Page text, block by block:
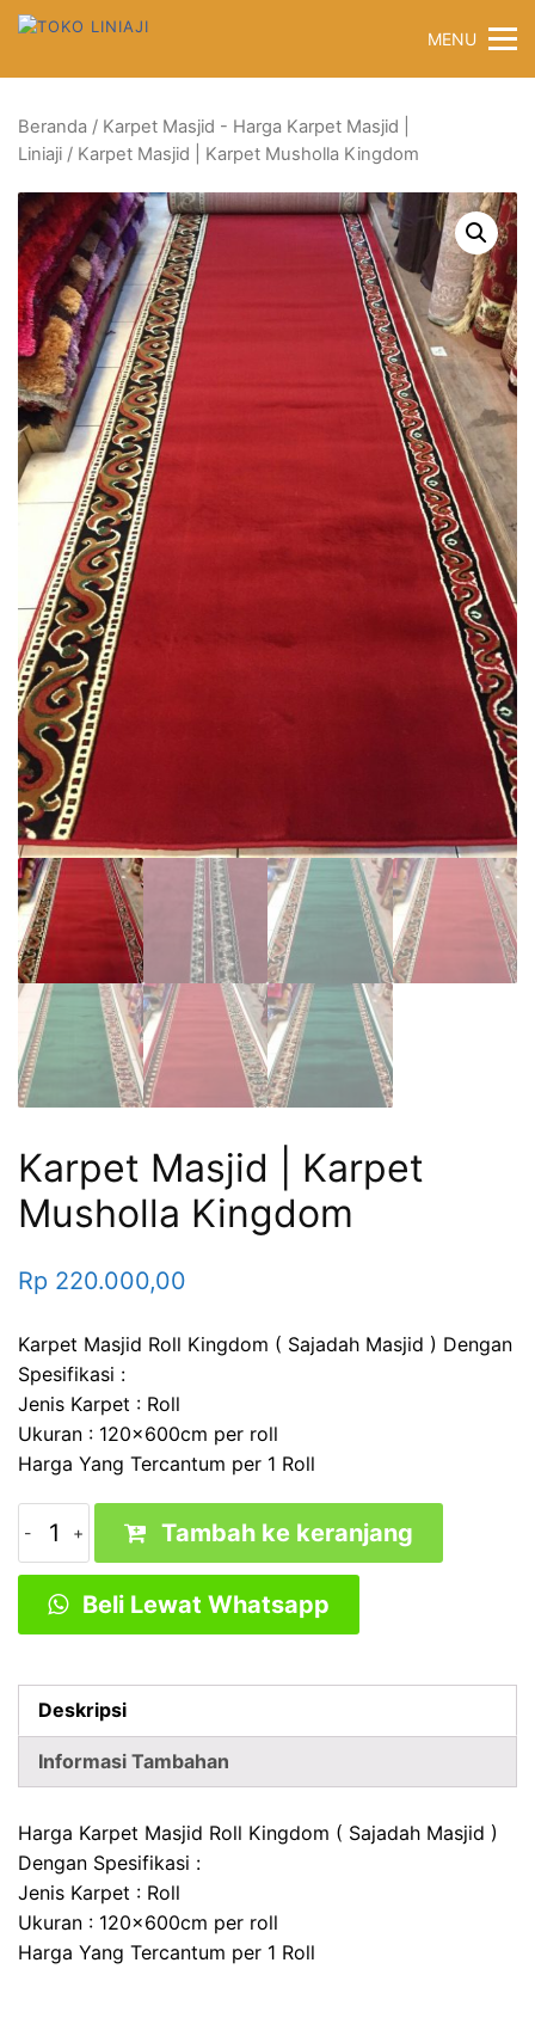
Langsung
konten
MENU
Beranda / Karpet Masjid - Harga Karpet Masjid |
Liniaji / Karpet Masjid | Karpet Musholla Kingdom
Karpet Masjid | Karpet
Musholla Kingdom
Rp 220.000,00
Karpet Masjid Roll Kingdom ( Sajadah Masjid ) Dengan
Spesifikasi :
Jenis Karpet : Roll
Ukuran : 120x600cm per roll
Harga Yang Tercantum per 1 Roll
Kuantitas
Karpet
Masjid
Karpet
Kingdom
Tambah ke keranjang
Beli Lewat Whatsapp
Deskripsi
Informasi Tambahan
Harga Karpet Masjid Roll Kingdom ( Sajadah Masjid )
Dengan Spesifikasi :
Jenis Karpet : Roll
Ukuran : 120x600cm per roll
Harga Yang Tercantum per 1 Roll